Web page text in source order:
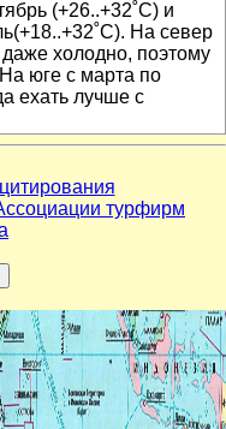
(+26..+32˚С) и
На север
холодно, поэтому
юге с марта по
ехать лучше с